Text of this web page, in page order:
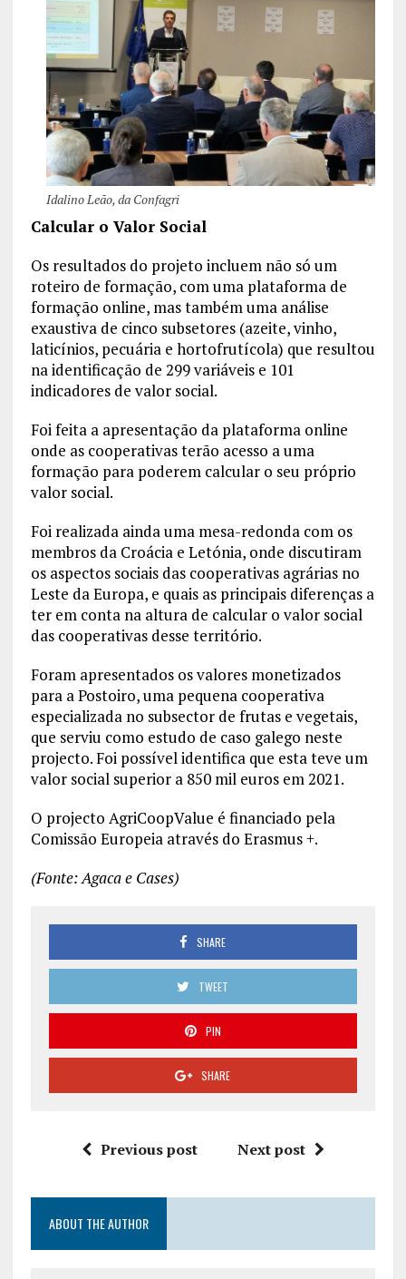
Idalino Leão, da Confagri
Calcular o Valor Social
Os resultados do projeto incluem não só um
roteiro de formação, com uma plataforma de
formação online, mas também uma análise
exaustiva de cinco subsetores (azeite, vinho,
laticínios, pecuária e hortofrutícola) que resultou
na identificação de 299 variáveis ​​e 101
indicadores de valor social.
Foi feita a apresentação da plataforma online
onde as cooperativas terão acesso a uma
formação para poderem calcular o seu próprio
valor social.
Foi realizada ainda uma mesa-redonda com os
membros da Croácia e Letónia, onde discutiram
os aspectos sociais das cooperativas agrárias no
Leste da Europa, e quais as principais diferenças a
ter em conta na altura de calcular o valor social
das cooperativas desse território.
Foram apresentados os valores monetizados
para a Postoiro, uma pequena cooperativa
especializada no subsector de frutas e vegetais,
que serviu como estudo de caso galego neste
projecto. Foi possível identifica que esta teve um
valor social superior a 850 mil euros em 2021.
O projecto AgriCoopValue é financiado pela
Comissão Europeia através do Erasmus +.
(Fonte: Agaca e Cases)
SHARE
TWEET
PIN
SHARE
Previous post Next post
ABOUT THE AUTHOR